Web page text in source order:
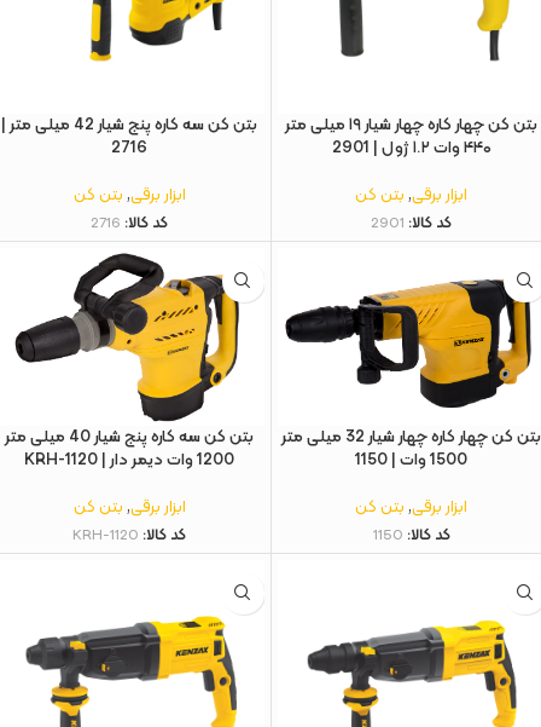
بتن کن چهار کاره چهار شیار ۱۹ میلی‌ متر
۴۴۰ وات ۱.۲ ژول | 2901
ابزار برقی,بتن کن
کد کالا: 2901
بتن کن سه کاره پنج شیار 42 میلی‌ متر |
2716
ابزار برقی,بتن کن
کد کالا: 2716
بتن کن چهار کاره چهار شیار 32 میلی‌ متر
1500 وات | 1150
ابزار برقی,بتن کن
کد کالا: 1150
بتن‌ کن سه کاره پنج ‌شیار 40 میلی‌ متر
1200 وات دیمر دار | KRH-1120
ابزار برقی,بتن کن
کد کالا: KRH-1120